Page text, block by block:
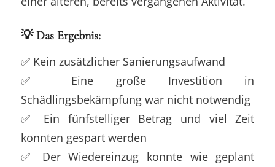
💡 Das Ergebnis:
✅ Kein zusätzlicher Sanierungsaufwand
✅ Eine große Investition in
Schädlingsbekämpfung war nicht notwendig
✅ Ein fünfstelliger Betrag und viel Zeit
konnten gespart werden
✅ Der Wiedereinzug konnte wie geplant